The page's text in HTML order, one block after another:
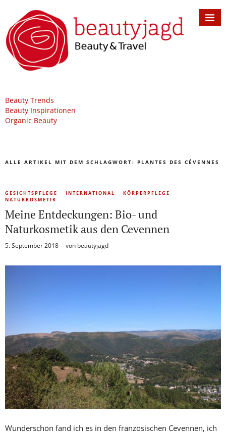
Beauty Trends
Beauty Inspirationen
Organic Beauty
ALLE ARTIKEL MIT DEM SCHLAGWORT: PLANTES DES CÉVENNES
GESICHTSPFLEGE INTERNATIONAL
KÖRPERPFLEGE
NATURKOSMETIK
Meine Entdeckungen: Bio- und
Naturkosmetik aus den Cevennen
5. September 2018 von beautyjagd
Wunderschön fand ich es in den französischen Cevennen, ich